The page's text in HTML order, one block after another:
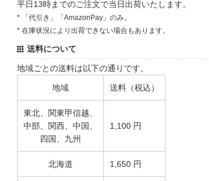
平日13時までのご注文で当日出荷いたします。
* 「代引き」「AmazonPay」のみ。
* 在庫状況により出荷できない場合もあります。
送料について
地域ごとの送料は以下の通りです。
地域 送料（税込）
東北、関東甲信越、
中部、関西、中国、
四国、九州
1,100 円
北海道 1,650 円